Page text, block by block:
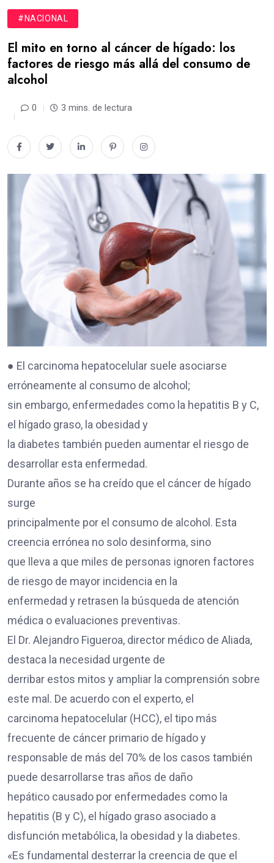
#NACIONAL
El mito en torno al cáncer de hígado: los
factores de riesgo más allá del consumo de
alcohol
0 3 mins. de lectura
● El carcinoma hepatocelular suele asociarse
erróneamente al consumo de alcohol;
sin embargo, enfermedades como la hepatitis B y C,
el hígado graso, la obesidad y
la diabetes también pueden aumentar el riesgo de
desarrollar esta enfermedad.
Durante años se ha creído que el cáncer de hígado
surge
principalmente por el consumo de alcohol. Esta
creencia errónea no solo desinforma, sino
que lleva a que miles de personas ignoren factores
de riesgo de mayor incidencia en la
enfermedad y retrasen la búsqueda de atención
médica o evaluaciones preventivas.
El Dr. Alejandro Figueroa, director médico de Aliada,
destaca la necesidad urgente de
derribar estos mitos y ampliar la comprensión sobre
este mal. De acuerdo con el experto, el
carcinoma hepatocelular (HCC), el tipo más
frecuente de cáncer primario de hígado y
responsable de más del 70% de los casos también
puede desarrollarse tras años de daño
hepático causado por enfermedades como la
hepatitis (B y C), el hígado graso asociado a
disfunción metabólica, la obesidad y la diabetes.
«Es fundamental desterrar la creencia de que el